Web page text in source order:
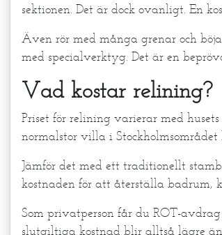
sektionen. Det är dock ovanligt. En
Även rör med många grenar och
med specialverktyg. Det är en
Vad kostar relining?
Priset för relining varierar med
normalstor villa i
Jämför det med ett traditionellt
kostnaden för att återställa badrum,
Som privatperson får du ROT-
slutgiltiga kostnad blir alltså lägre än